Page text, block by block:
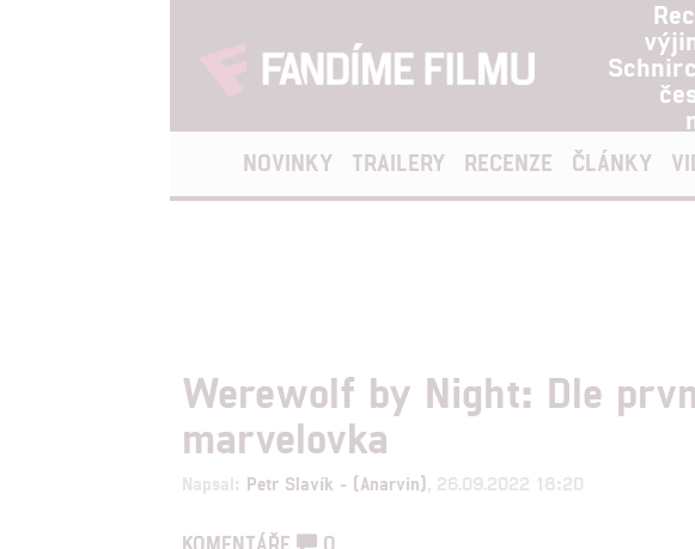
NOVINKY TRAILERY RECENZE ČLÁNKY
Werewolf by Night: Dle
marvelovka
Napsal: Petr Slavík - (Anarvin) , 26.09.2022 18:20
KOMENTÁŘE 0